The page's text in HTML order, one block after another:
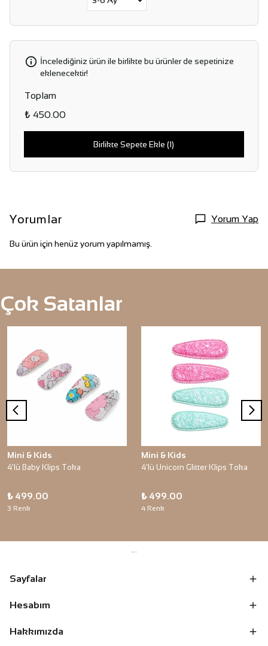
İncelediğiniz ürün ile birlikte bu ürünler de sepetinize
eklenecektir!
Toplam
₺ 450.00
Birlikte Sepete Ekle (1)
Yorumlar Yorum Yap
Bu ürün için henüz yorum yapılmamış.
Çok Satanlar
Mini & Kids
4'lü Baby Klips Toka
₺ 499.00
3 Renk
Mini & Kids
4'lü Unicorn Glitter Klips Toka
₺ 499.00
4 Renk
Sayfalar
Hesabım
Hakkımızda